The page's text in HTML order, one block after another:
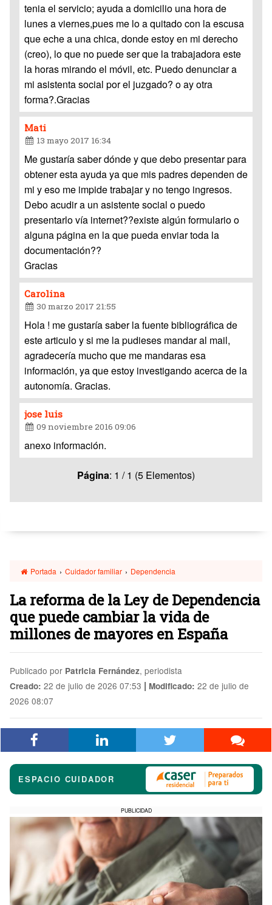
tenia el servicio; ayuda a domicilio una hora de
lunes a viernes,pues me lo a quitado con la escusa
que eche a una chica, donde estoy en mi derecho
(creo), lo que no puede ser que la trabajadora este
la horas mirando el móvil, etc. Puedo denunciar a
mi asistenta social por el juzgado? o ay otra
forma?.Gracias
Mati
13 mayo 2017 16:34
Me gustaría saber dónde y que debo presentar para
obtener esta ayuda ya que mis padres dependen de
mi y eso me impide trabajar y no tengo ingresos.
Debo acudir a un asistente social o puedo
presentarlo vía internet??existe algún formulario o
alguna página en la que pueda enviar toda la
documentación??
Gracias
Carolina
30 marzo 2017 21:55
Hola ! me gustaría saber la fuente bibliográfica de
este articulo y si me la pudieses mandar al mail,
agradecería mucho que me mandaras esa
información, ya que estoy investigando acerca de la
autonomía. Gracias.
jose luis
09 noviembre 2016 09:06
anexo información.
Página: 1 / 1 (5 Elementos)
Portada › Cuidador familiar › Dependencia
La reforma de la Ley de Dependencia
que puede cambiar la vida de
millones de mayores en España
Publicado por Patricia Fernández, periodista
Creado: 22 de julio de 2026 07:53 | Modificado: 22 de julio de
2026 08:07
ESPACIO CUIDADOR
PUBLICIDAD